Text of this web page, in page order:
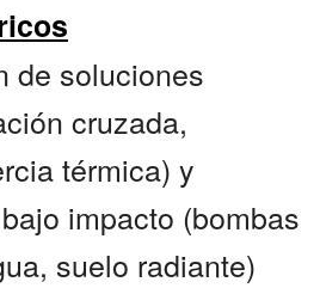
de soluciones
cruzada,
térmica) y
impacto (bombas
suelo radiante)